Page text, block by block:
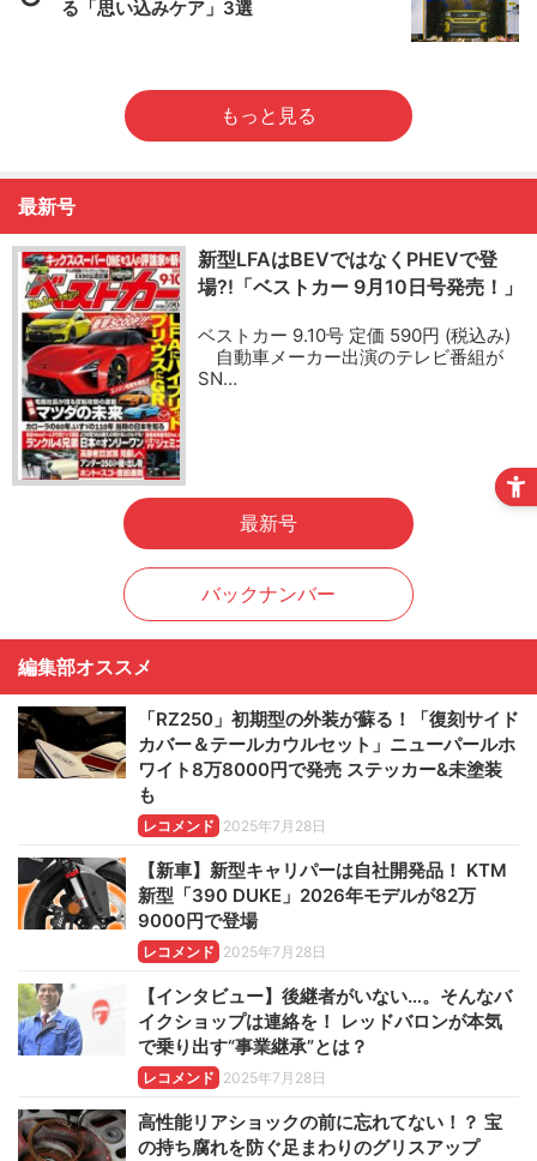
る「思い込みケア」3選
もっと見る
最新号
新型LFAはBEVではなくPHEVで登
場?!「ベストカー 9月10日号発売！」
ベストカー 9.10号 定価 590円 (税込み)
自動車メーカー出演のテレビ番組が
SN…
最新号
バックナンバー
編集部オススメ
「RZ250」初期型の外装が蘇る！「復刻サイド
カバー＆テールカウルセット」ニューパールホ
ワイト8万8000円で発売 ステッカー&未塗装
も
レコメンド 2025年7月28日
【新車】新型キャリパーは自社開発品！ KTM
新型「390 DUKE」2026年モデルが82万
9000円で登場
レコメンド 2025年7月28日
【インタビュー】後継者がいない…。そんなバ
イクショップは連絡を！ レッドバロンが本気
で乗り出す“事業継承”とは？
レコメンド 2025年7月28日
高性能リアショックの前に忘れてない！？ 宝
の持ち腐れを防ぐ足まわりのグリスアップ